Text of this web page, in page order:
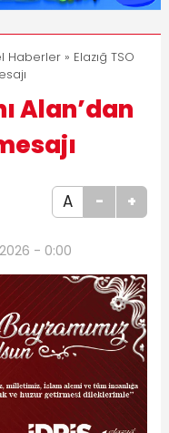
Başladı | Hızlı ve
Akıllı Haber Platformu
Haberler» Elazığ TSO
Alan’dan
A - +
- 0:00